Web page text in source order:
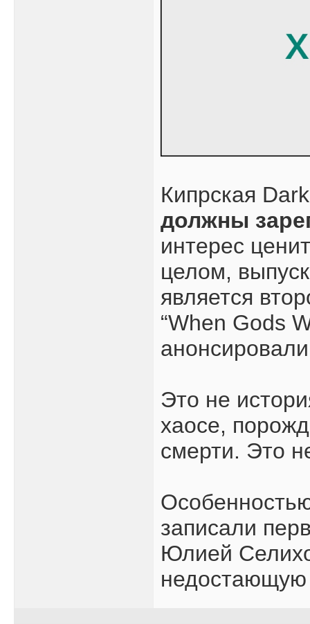
Кипрская
должны
интерес
целом,
является
“When Gods
Это не
хаосе,
смерти. Это
записали
Юлией
недостающую